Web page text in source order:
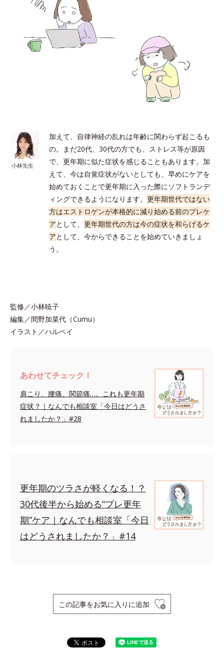
小林先生
加えて、自律神経の乱れは年齢に関わらず起こるも
の。まだ20代、30代の方でも、ストレス等が原因
で、更年期に似た症状を感じることもあります。加
えて、今は自覚症状がないとしても、早めにケアを
始めておくことで更年期に入った際にソフトランデ
ィングできるようになります。更年期世代ではない
方はエストロゲンが本格的に減り始める前のプレケ
アとして、更年期世代の方は今の症状を和らげるケ
アとして、今からできることを始めていきましょ
う。
監修／小林暁子
編集／間野加菜代（Cumu）
イラスト／ハルペイ
あわせてチェック！
肩こり、腰痛、関節痛…。これも更年期
症状？｜なんでも相談室「今日はどうさ
れましたか？」#28
更年期のツラさが軽くなる！？
30代後半から始める“プレ更年
期”ケア｜なんでも相談室「今日
はどうされましたか？」#14
この記事をお気に入りに追加